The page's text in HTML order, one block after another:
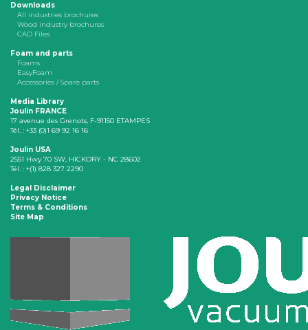
Downloads
All industries brochures
Wood industry brochures
CAD Files
Foam and parts
Foams
EasyFoam
Accessories / Spare parts
Media Library
Joulin FRANCE
17 avenue des Grenots, F-91150 ETAMPES
Tél. : +33 (0)1 69 92 16 16
Joulin USA
2551 Hwy 70 SW, HICKORY - NC 28602
Tél. : +(1) 828 327 2290
Legal Disclaimer
Privacy Notice
Terms & Conditions
Site Map